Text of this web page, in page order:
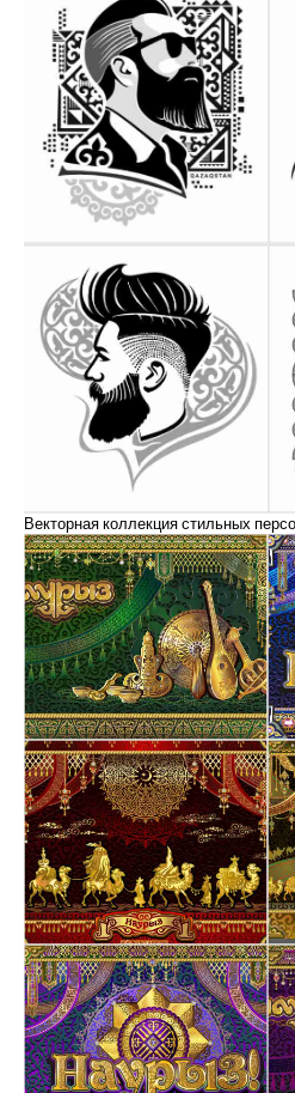
Векторная коллекция стильных